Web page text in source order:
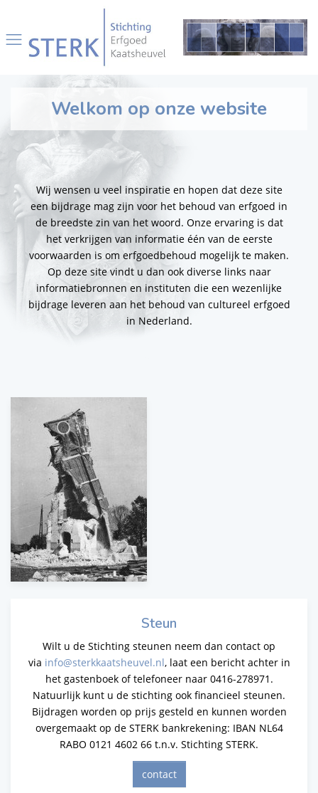
Welkom op onze website
Wij wensen u veel inspiratie en hopen dat deze site
een bijdrage mag zijn voor het behoud van erfgoed in
de breedste zin van het woord. Onze ervaring is dat
het verkrijgen van informatie één van de eerste
voorwaarden is om erfgoedbehoud mogelijk te maken.
Op deze site vindt u dan ook diverse links naar
informatiebronnen en instituten die een wezenlijke
bijdrage leveren aan het behoud van cultureel erfgoed
in Nederland.
Steun
Wilt u de Stichting steunen neem dan contact op
via info@sterkkaatsheuvel.nl, laat een bericht achter in
het gastenboek of telefoneer naar 0416-278971.
Natuurlijk kunt u de stichting ook financieel steunen.
Bijdragen worden op prijs gesteld en kunnen worden
overgemaakt op de STERK bankrekening: IBAN NL64
RABO 0121 4602 66 t.n.v. Stichting STERK.
contact